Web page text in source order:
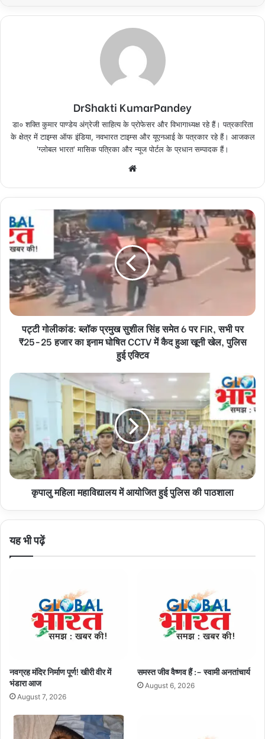
DrShakti KumarPandey
डा० शक्ति कुमार पाण्डेय अंग्रेजी साहित्य के प्रोफेसर और विभागाध्यक्ष रहे हैं। पत्रकारिता
के क्षेत्र में टाइम्स ऑफ इंडिया, नवभारत टाइम्स और यूएनआई के पत्रकार रहे हैं। आजकल
'ग्लोबल भारत' मासिक पत्रिका और न्यूज पोर्टल के प्रधान सम्पादक हैं।
पट्टी
गोलीकांड:
ब्लॉक
प्रमुख
सुशील
सिंह
समेत
6
पर
FIR,
सभी
25
का
इनाम
घोषित
CCTV
में
कैद
हुआ
पुलिस
एक्टिव
पट्टी गोलीकांड: ब्लॉक प्रमुख सुशील सिंह समेत 6 पर FIR, सभी पर
₹25-25 हजार का इनाम घोषित CCTV में कैद हुआ खूनी खेल, पुलिस
हुई एक्टिव
कृपालु
महाविद्यालय
में
आयोजित
हुई
पुलिस
की
पाठशाला
कृपालु महिला महाविद्यालय में आयोजित हुई पुलिस की पाठशाला
यह भी पढ़ें
नवग्रह मंदिर निर्माण पूर्ण! खीरी वीर में
भंडारा आज
August 7, 2026
समस्त जीव वैष्णव हैं :– स्वामी अनतांचार्य
August 6, 2026